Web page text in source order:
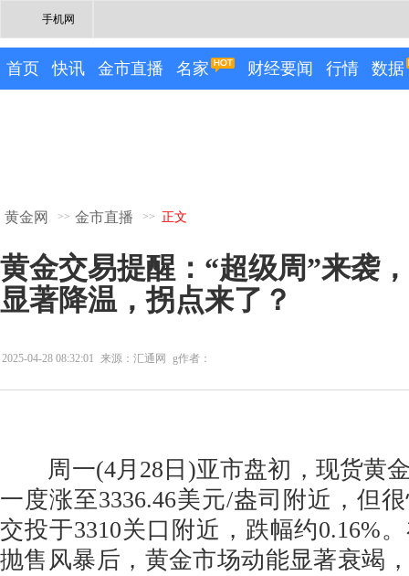
手机网
首页 快讯 金市直播 名家 财经要闻 行情 数据
黄金网 >> 金市直播 >> 正文
黄金交易提醒：“超级周”来袭
显著降温，拐点来了？
2025-04-28 08:32:01 来源：汇通网 g作者：
周一(4月28日)亚市盘初，现货黄
一度涨至3336.46美元/盎司附近，但
交投于3310关口附近，跌幅约0.16%
抛售风暴后，黄金市场动能显著衰竭